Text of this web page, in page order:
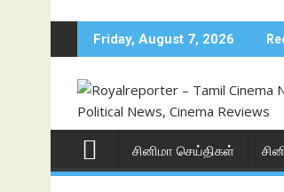
content
Friday, August 7, 2026
சினிமா செய்திகள்